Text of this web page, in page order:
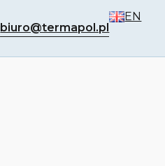
biuro@termapol.pl
EN